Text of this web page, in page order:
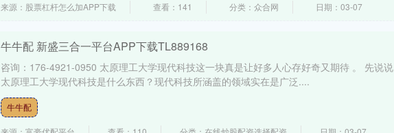
来源：股票杠杆怎么加APP下载 查看：141 分类：众合网 日期：03-07
牛牛配 新盛三合一平台APP下载TL889168
咨询：176-4921-0950 太原理工大学现代科技这一块真是让好多人心存好奇又期待 。 先说说
太原理工大学现代科技是什么东西？现代科技所涵盖的领域实在是广泛....
牛牛配